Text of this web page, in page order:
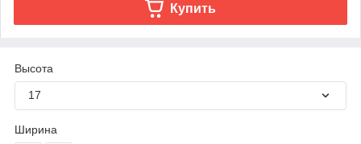
Купить
Высота
17
Ширина